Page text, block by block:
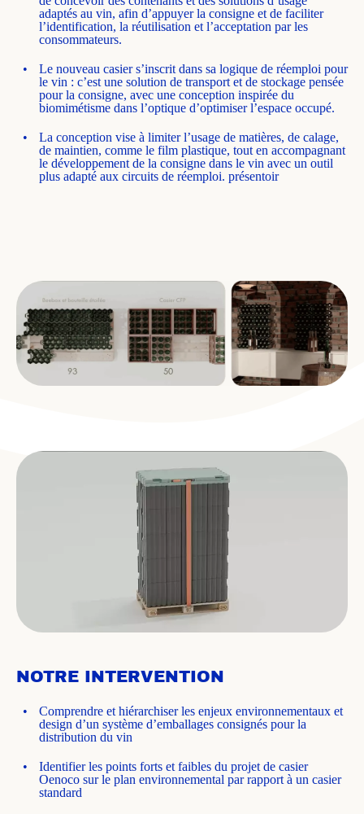
adaptés au vin, afin d’appuyer la consigne et de faciliter
l’identification, la réutilisation et l’acceptation par les
consommateurs.
Le nouveau casier s’inscrit dans sa logique de réemploi pour
le vin : c’est une solution de transport et de stockage pensée
pour la consigne, avec une conception inspirée du
biomimétisme dans l’optique d’optimiser l’espace occupé.
La conception vise à limiter l’usage de matières, de calage,
de maintien, comme le film plastique, tout en accompagnant
le développement de la consigne dans le vin avec un outil
plus adapté aux circuits de réemploi. présentoir
NOTRE INTERVENTION
Comprendre et hiérarchiser les enjeux environnementaux et
design d’un système d’emballages consignés pour la
distribution du vin
Identifier les points forts et faibles du projet de casier
Oenoco sur le plan environnemental par rapport à un casier
standard